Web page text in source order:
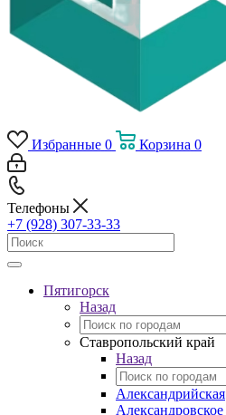
Избранные 0 Корзина 0
Телефоны
+7 (928) 307-33-33
Пятигорск
Назад
Ставропольский край
Назад
Александрийская
Александровское